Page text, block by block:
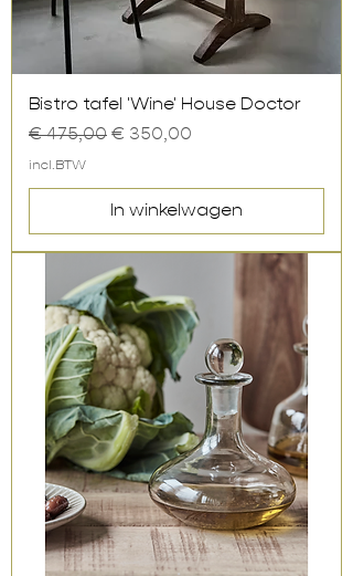
Bistro tafel 'Wine' House Doctor
Normale prijs
€ 475,00 Verkoopprijs
€ 350,00
incl.BTW
In winkelwagen